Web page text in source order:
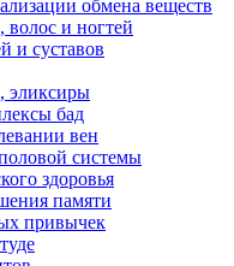
обмена веществ
волос и ногтей
и суставов
эликсиры
бад
вен
системы
здоровья
памяти
привычек